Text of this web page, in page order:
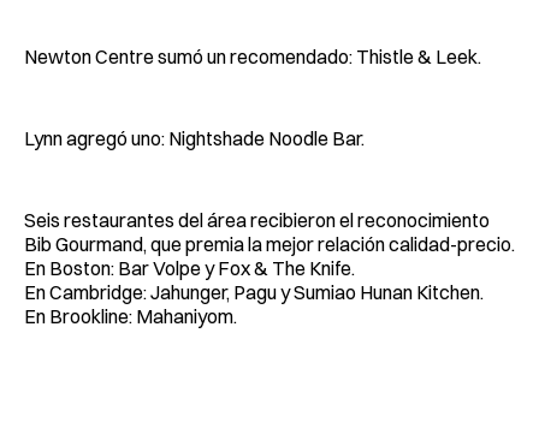
Newton Centre sumó un recomendado: Thistle & Leek.
Lynn agregó uno: Nightshade Noodle Bar.
Seis restaurantes del área recibieron el reconocimiento
Bib Gourmand, que premia la mejor relación calidad-precio.
En Boston: Bar Volpe y Fox & The Knife.
En Cambridge: Jahunger, Pagu y Sumiao Hunan Kitchen.
En Brookline: Mahaniyom.